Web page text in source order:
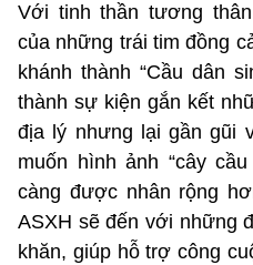
Với tinh thần tương
của những trái tim đồng
khánh thành “Cầu dân
thành sự kiện gắn kết
địa lý nhưng lại gần gũi
muốn hình ảnh “cây
càng được nhân rộng
ASXH sẽ đến với những
khăn, giúp hỗ trợ công